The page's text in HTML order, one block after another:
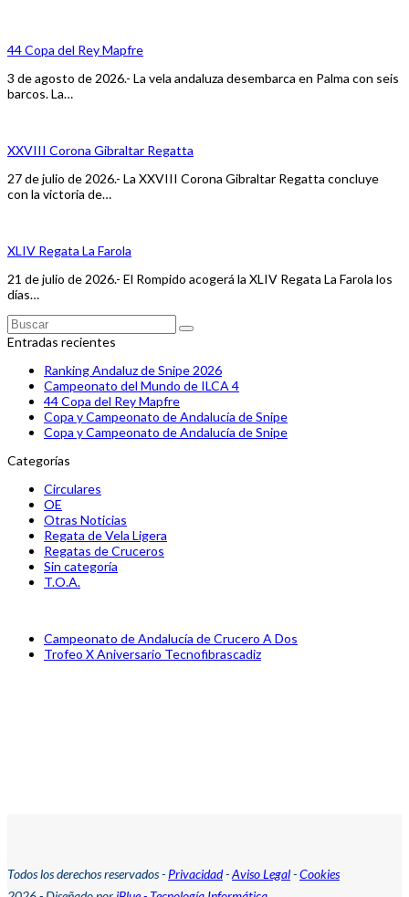
44 Copa del Rey Mapfre
3 de agosto de 2026.- La vela andaluza desembarca en Palma con seis
barcos. La…
XXVIII Corona Gibraltar Regatta
27 de julio de 2026.- La XXVIII Corona Gibraltar Regatta concluye
con la victoria de…
XLIV Regata La Farola
21 de julio de 2026.- El Rompido acogerá la XLIV Regata La Farola los
días…
Buscar
Enviar
Entradas recientes
Ranking Andaluz de Snipe 2026
Campeonato del Mundo de ILCA 4
44 Copa del Rey Mapfre
Copa y Campeonato de Andalucía de Snipe
Copa y Campeonato de Andalucía de Snipe
Categorías
Circulares
OE
Otras Noticias
Regata de Vela Ligera
Regatas de Cruceros
Sin categoría
T.O.A.
previous
post:
Campeonato de Andalucía de Crucero A Dos
next
Trofeo X Aniversario Tecnofibrascadiz
Todos los derechos reservados - Privacidad-Aviso Legal-Cookies